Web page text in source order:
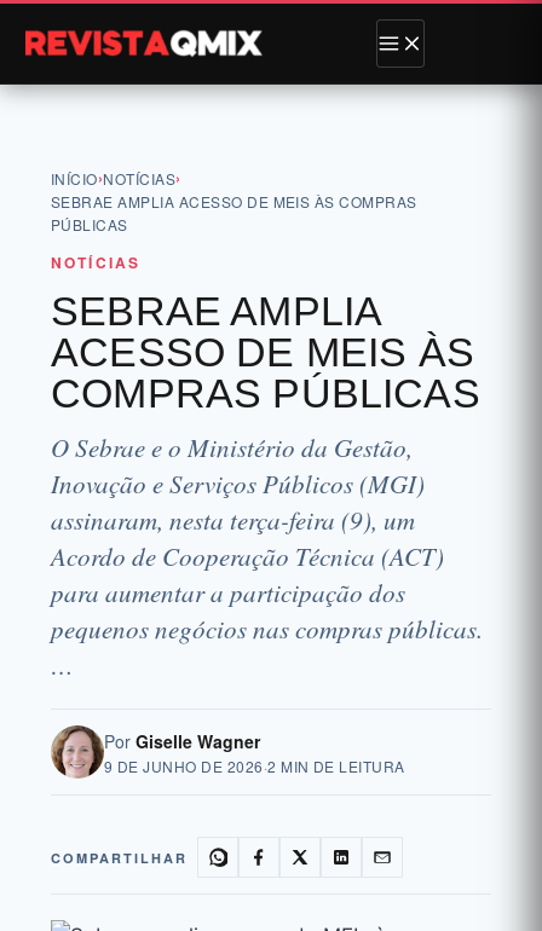
INÍCIO›NOTÍCIAS›
SEBRAE AMPLIA ACESSO DE MEIS ÀS COMPRAS
PÚBLICAS
NOTÍCIAS
SEBRAE AMPLIA
ACESSO DE MEIS ÀS
COMPRAS PÚBLICAS
O Sebrae e o Ministério da Gestão,
Inovação e Serviços Públicos (MGI)
assinaram, nesta terça-feira (9), um
Acordo de Cooperação Técnica (ACT)
para aumentar a participação dos
pequenos negócios nas compras públicas.
…
Por Giselle Wagner
9 DE JUNHO DE 2026·2 MIN DE LEITURA
COMPARTILHAR